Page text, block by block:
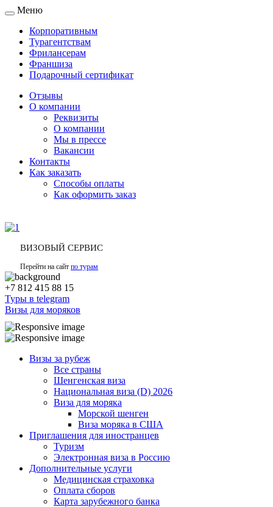
Toggle
navigation
Меню
Корпоративным
Турагентствам
Фрилансерам
Франшиза
Подарочный сертификат
Отзывы
О компании
Реквизиты
О компании
Мы в прессе
Вакансии
Контакты
Как заказать
Способы оплаты
Как оформить заказ
ВИЗОВЫЙ СЕРВИС
Перейти на сайт по турам
+7 812 415 88 15
Туры в telegram
Визы для моряков
Визы за рубеж
Все страны
Шенгенская виза
Национальная виза (D) 2026
Виза для моряка
Морской шенген
Виза моряка в США
Приглашения для иностранцев
Туризм
Электронная виза в Россию
Дополнительные услуги
Медицинская страховка
Оплата сборов
Карта зарубежного банка